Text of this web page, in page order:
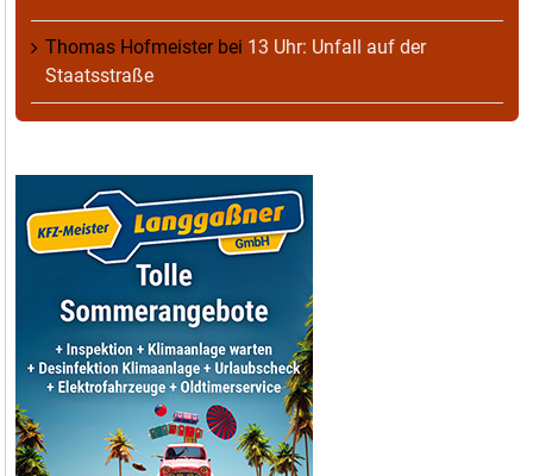
Thomas Hofmeisterbei 13 Uhr: Unfall auf der
Staatsstraße